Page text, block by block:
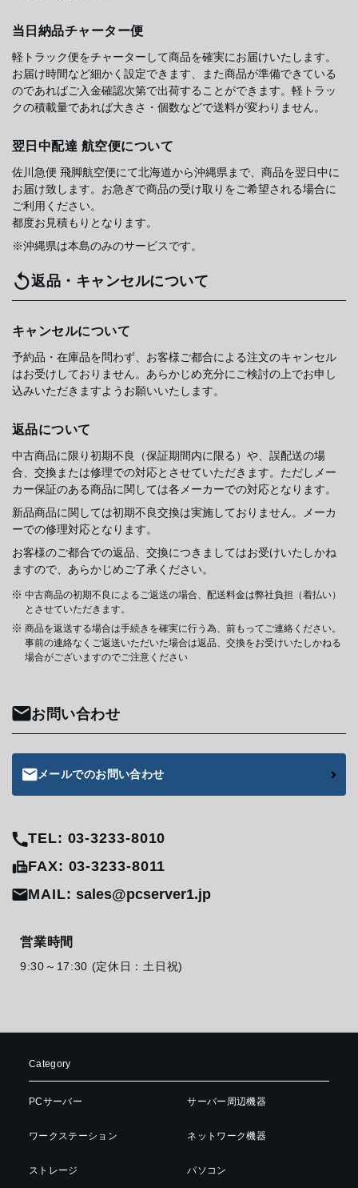
当日納品チャーター便
軽トラック便をチャーターして商品を確実にお届けいたします。
お届け時間など細かく設定できます、また商品が準備できている
のであればご入金確認次第で出荷することができます。軽トラッ
クの積載量であれば大きさ・個数などで送料が変わりません。
翌日中配達 航空便について
佐川急便 飛脚航空便にて北海道から沖縄県まで、商品を翌日中に
お届け致します。お急ぎで商品の受け取りをご希望される場合に
ご利用ください。
都度お見積もりとなります。
※沖縄県は本島のみのサービスです。
返品・キャンセルについて
キャンセルについて
予約品・在庫品を問わず、お客様ご都合による注文のキャンセル
はお受けしておりません。あらかじめ充分にご検討の上でお申し
込みいただきますようお願いいたします。
返品について
中古商品に限り初期不良（保証期間内に限る）や、誤配送の場
合、交換または修理での対応とさせていただきます。ただしメー
カー保証のある商品に関しては各メーカーでの対応となります。
新品商品に関しては初期不良交換は実施しておりません。メーカ
ーでの修理対応となります。
お客様のご都合での返品、交換につきましてはお受けいたしかね
ますので、あらかじめご了承ください。
中古商品の初期不良によるご返送の場合、配送料金は弊社負担（着払い）
とさせていただきます。
商品を返送する場合は手続きを確実に行う為、前もってご連絡ください。
事前の連絡なくご返送いただいた場合は返品、交換をお受けいたしかねる
場合がございますのでご注意ください
お問い合わせ
メールでのお問い合わせ
TEL: 03-3233-8010
FAX: 03-3233-8011
MAIL:sales@pcserver1.jp
営業時間
9:30～17:30 (定休日：土日祝)
Category
PCサーバー
ワークステーション
ストレージ
サーバー周辺機器
ネットワーク機器
パソコン